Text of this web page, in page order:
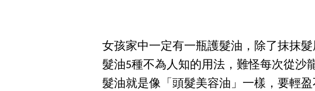
女孩家中一定有一瓶護髮油，除了抹抹
髮油5種不為人知的用法，難怪每次從沙
髮油就是像「頭髮美容油」一樣，要輕